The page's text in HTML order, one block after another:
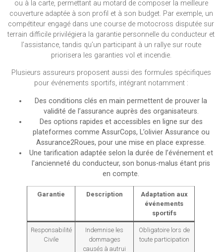
ou à la carte, permettant au motard de composer la meilleure
couverture adaptée à son profil et à son budget. Par exemple, un
compétiteur engagé dans une course de motocross disputée sur
terrain difficile privilégiera la garantie personnelle du conducteur et
l’assistance, tandis qu’un participant à un rallye sur route
priorisera les garanties vol et incendie.
Plusieurs assureurs proposent aussi des formules spécifiques
pour événements sportifs, intégrant notamment :
Des conditions clés en main permettent de prouver la
validité de l’assurance auprès des organisateurs.
Des options rapides et accessibles en ligne sur des
plateformes comme AssurCops, L’olivier Assurance ou
Assurance2Roues, pour une mise en place expresse.
Une tarification adaptée selon la durée de l’événement et
l’ancienneté du conducteur, son bonus-malus étant pris
en compte.
Garantie Description
Adaptation aux
événements
sportifs
Responsabilité
Civile
Indemnise les
dommages
causés à autrui
Obligatoire lors de
toute participation